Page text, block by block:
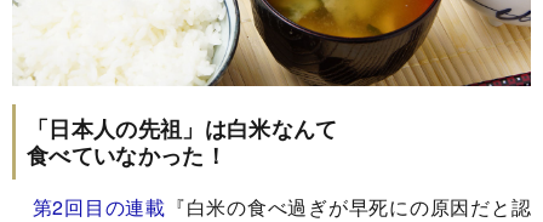
「日本人の先祖」は白米なんて
食べていなかった！
第2回目の連載 『白米の食べ過ぎが早死にの原因だと認